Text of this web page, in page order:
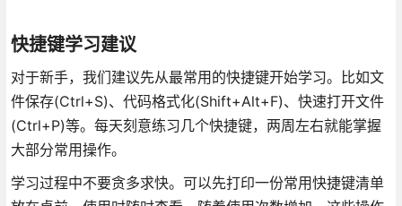
快捷键学习建议
对于新手，我们建议先从最常用的快捷键开始学习。比如文
件保存(Ctrl+S)、代码格式化(Shift+Alt+F)、快速打开文件
(Ctrl+P)等。每天刻意练习几个快捷键，两周左右就能掌握
大部分常用操作。
学习过程中不要贪多求快。可以先打印一份常用快捷键清单